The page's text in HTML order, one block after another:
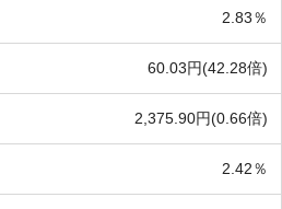
2.83％
60.03円(42.28倍)
2,375.90円(0.66倍)
2.42％